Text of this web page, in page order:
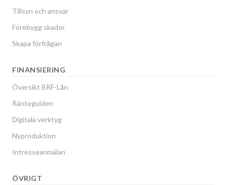
Tillsyn och ansvar
Förebygg skador
Skapa förfrågan
FINANSIERING
Översikt BRF-Lån
Ränteguiden
Digitala verktyg
Nyproduktion
Intresseanmälan
ÖVRIGT